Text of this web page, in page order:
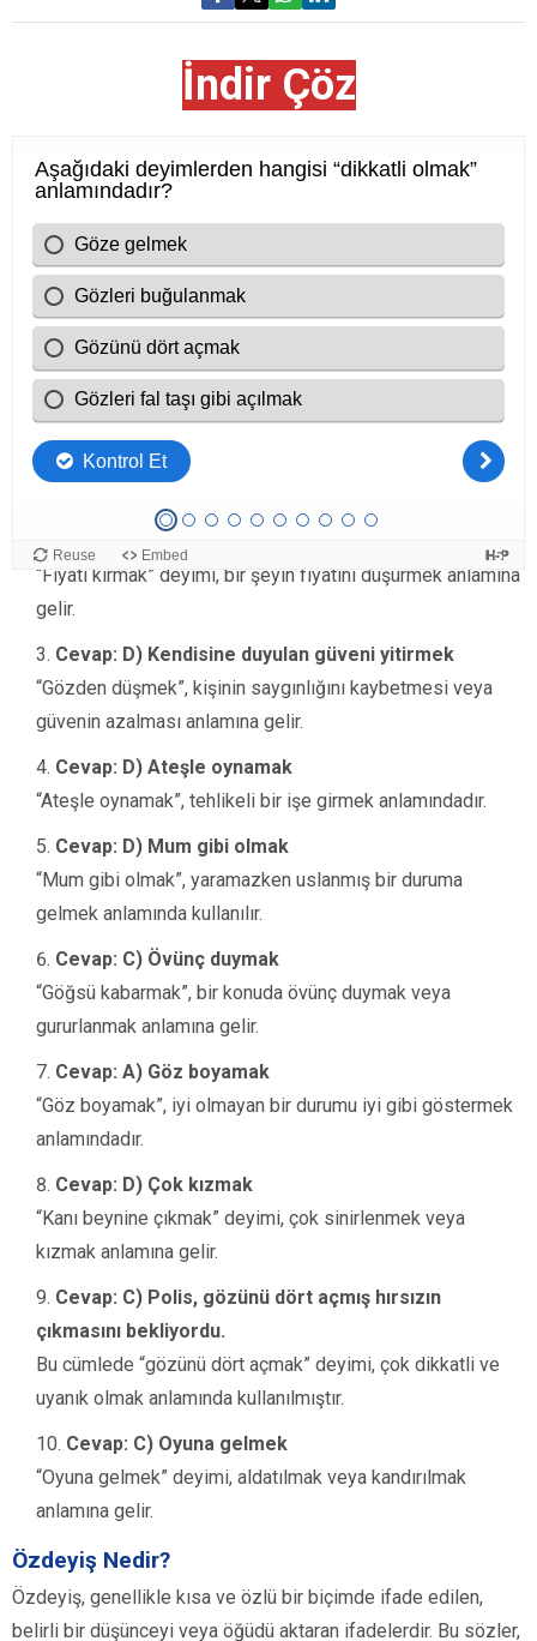
İndir Çöz
Cevap: C) Gözünü dört açmak
“Fiyatı kırmak” deyimi, bir şeyin fiyatını düşürmek anlamına
gelir.
Cevap: D) Kendisine duyulan güveni yitirmek
“Gözden düşmek”, kişinin saygınlığını kaybetmesi veya
güvenin azalması anlamına gelir.
Cevap: D) Ateşle oynamak
“Ateşle oynamak”, tehlikeli bir işe girmek anlamındadır.
Cevap: D) Mum gibi olmak
“Mum gibi olmak”, yaramazken uslanmış bir duruma
gelmek anlamında kullanılır.
Cevap: C) Övünç duymak
“Göğsü kabarmak”, bir konuda övünç duymak veya
gururlanmak anlamına gelir.
Cevap: A) Göz boyamak
“Göz boyamak”, iyi olmayan bir durumu iyi gibi göstermek
anlamındadır.
Cevap: D) Çok kızmak
“Kanı beynine çıkmak” deyimi, çok sinirlenmek veya
kızmak anlamına gelir.
Cevap: C) Polis, gözünü dört açmış hırsızın
çıkmasını bekliyordu.
Bu cümlede “gözünü dört açmak” deyimi, çok dikkatli ve
uyanık olmak anlamında kullanılmıştır.
Cevap: C) Oyuna gelmek
“Oyuna gelmek” deyimi, aldatılmak veya kandırılmak
anlamına gelir.
Özdeyiş Nedir?
Özdeyiş, genellikle kısa ve özlü bir biçimde ifade edilen,
belirli bir düşünceyi veya öğüdü aktaran ifadelerdir. Bu sözler,